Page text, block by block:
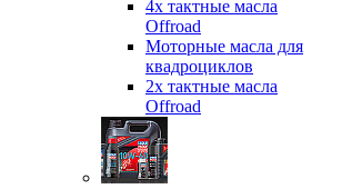
4х тактные масла
Offroad
Моторные масла для
квадроциклов
2х тактные масла
Offroad